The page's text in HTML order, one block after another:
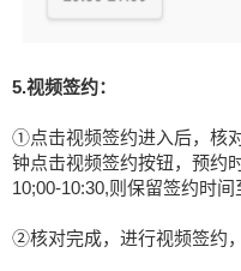
5.视频签约：
①点击视频签约进入后，核
钟点击视频签约按钮，预约
10;00-10:30,则保留签约时间
②核对完成，进行视频签约